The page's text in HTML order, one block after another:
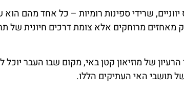
שרידי ספינות רומיות – כל אחד מהם
מאחזים מרוחקים אלא צומת דרכים חיונית של
של מוזיאון קטן באי, מקום שבו העבר יוכל
תושבי האי העתיקים הללו.